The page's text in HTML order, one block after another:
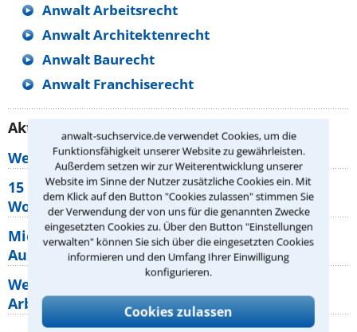
anwalt-suchservice.de verwendet Cookies, um die
Funktionsfähigkeit unserer Website zu gewährleisten.
Außerdem setzen wir zur Weiterentwicklung unserer
Website im Sinne der Nutzer zusätzliche Cookies ein. Mit
dem Klick auf den Button "Cookies zulassen" stimmen Sie
der Verwendung der von uns für die genannten Zwecke
eingesetzten Cookies zu. Über den Button "Einstellungen
verwalten" können Sie sich über die eingesetzten Cookies
informieren und den Umfang Ihrer Einwilligung
konfigurieren.
Cookies zulassen
Anwalt Arbeitsrecht
Anwalt Architektenrecht
Anwalt Baurecht
Anwalt Franchiserecht
Aktuelle Rechtstipps unserer Redaktion
Wer muss Zweitwohnungssteuer zahlen?
15 elementare Rechte, die jeder
Wohnungseigentümer kennen sollte
Mietpreisbremse 2026: Alle Regeln,
Ausnahmen und Rechte für Mieter
Welche Regeln für Teilnahme, Urlaub,
Arbeitszeit gelten beim